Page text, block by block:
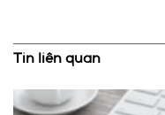
Tin liên quan